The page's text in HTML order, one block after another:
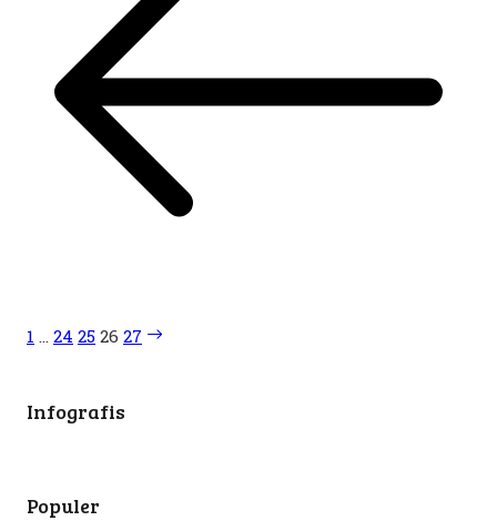
1 … 24 25 26 27
Infografis
Populer